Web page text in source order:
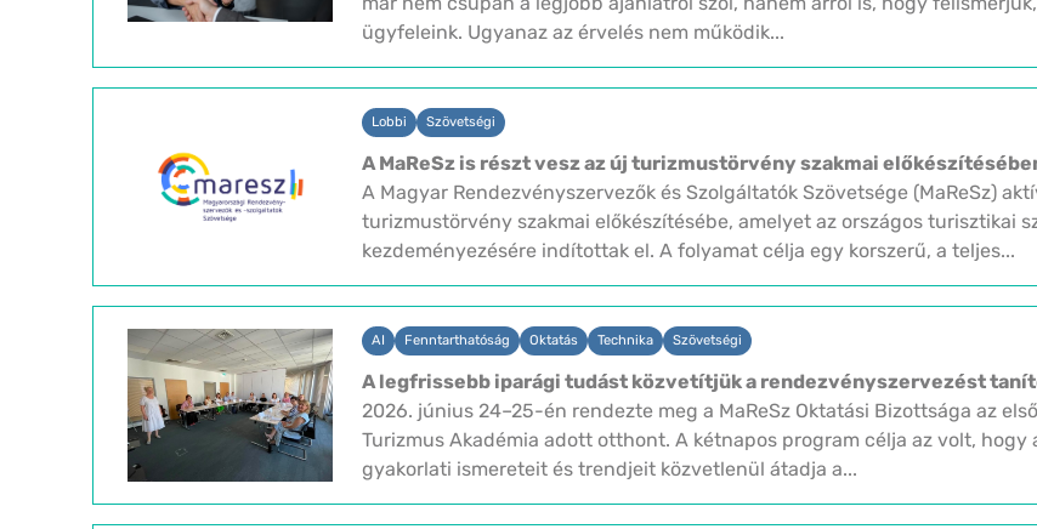
ügyfeleink. Ugyanaz az érvelés nem működik...
Lobbi Szövetségi
A MaReSz is részt vesz az új turizmustörvény szakmai
A Magyar Rendezvényszervezők és Szolgáltatók Szövetsége (MaReSz)
turizmustörvény szakmai előkészítésébe, amelyet az országos turisztikai
kezdeményezésére indítottak el. A folyamat célja egy korszerű, a teljes...
AI Fenntarthatóság Oktatás Technika Szövetségi
A legfrissebb iparági tudást közvetítjük a rendezvényszervezést
2026. június 24–25-én rendezte meg a MaReSz Oktatási Bizottsága az
Turizmus Akadémia adott otthont. A kétnapos program célja az volt,
gyakorlati ismereteit és trendjeit közvetlenül átadja a...